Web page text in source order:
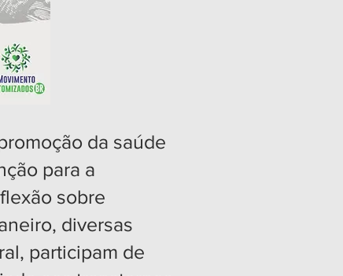
da saúde
para a
sobre
diversas
participam de